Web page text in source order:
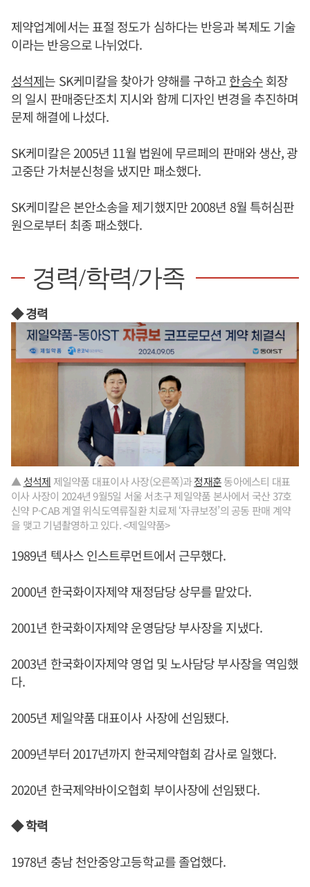
제약업계에서는 표절 정도가 심하다는 반응과 복제도 기술
이라는 반응으로 나뉘었다.
성석제는 SK케미칼을 찾아가 양해를 구하고한승수회장
의 일시 판매중단조치 지시와 함께 디자인 변경을 추진하며
문제 해결에 나섰다.
SK케미칼은 2005년 11월 법원에 무르페의 판매와 생산, 광
고중단 가처분신청을 냈지만 패소했다.
SK케미칼은 본안소송을 제기했지만 2008년 8월 특허심판
원으로부터 최종 패소했다.
경력/학력/가족
◆ 경력
▲ 성석제 제일약품 대표이사 사장(오른쪽)과정재훈동아에스티 대표
이사 사장이 2024년 9월5일 서울 서초구 제일약품 본사에서 국산 37호
신약 P-CAB 계열 위식도역류질환 치료제 ‘자큐보정’의 공동 판매 계약
을 맺고 기념촬영하고 있다. <제일약품>
1989년 텍사스 인스트루먼트에서 근무했다.
2000년 한국화이자제약 재정담당 상무를 맡았다.
2001년 한국화이자제약 운영담당 부사장을 지냈다.
2003년 한국화이자제약 영업 및 노사담당 부사장을 역임했
다.
2005년 제일약품 대표이사 사장에 선임됐다.
2009년부터 2017년까지 한국제약협회 감사로 일했다.
2020년 한국제약바이오협회 부이사장에 선임됐다.
◆ 학력
1978년 충남 천안중앙고등학교를 졸업했다.